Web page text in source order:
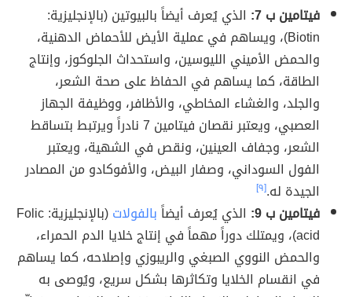
فيتامين ب 7:
الذي يُعرف أيضاً بالبيوتين (بالإنجليزية:
Biotin)، ويساهم في عملية الأيض للأحماض الدهنية،
والحمض الأميني الليوسين، واستحداث الجلوكوز، وإنتاج
الطاقة، كما يساهم في الحفاظ على صحة الشعر،
والجلد، والغشاء المخاطي، والأظافر، ووظيفة الجهاز
العصبي، ويعتبر نقصان فيتامين 7 نادراً ويرتبط بتساقط
الشعر، وجفاف العينين، ونقص في الشهية، ويعتبر
الفول السوداني، وصفار البيض، والأفوكادو من المصادر
الجيدة له.[٩]
فيتامين ب 9: الذي يُعرف أيضاًبالفولات
(بالإنجليزية: Folic
acid)، ويمتلك دوراً مهماً في إنتاج خلايا الدم الحمراء،
والحمض النووي الصبغي والريبوزي وإصلاحه، كما يساهم
في انقسام الخلايا وتكاثرها بشكل سريع، ويُوصى به